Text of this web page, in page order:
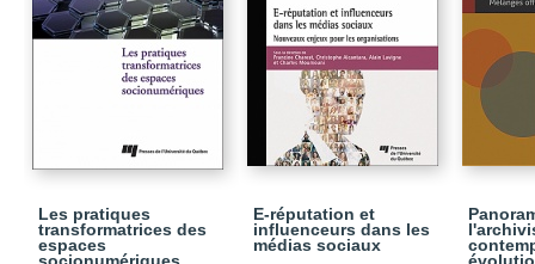
Les pratiques
transformatrices des
espaces
E-réputation et
influenceurs dans les
médias sociaux